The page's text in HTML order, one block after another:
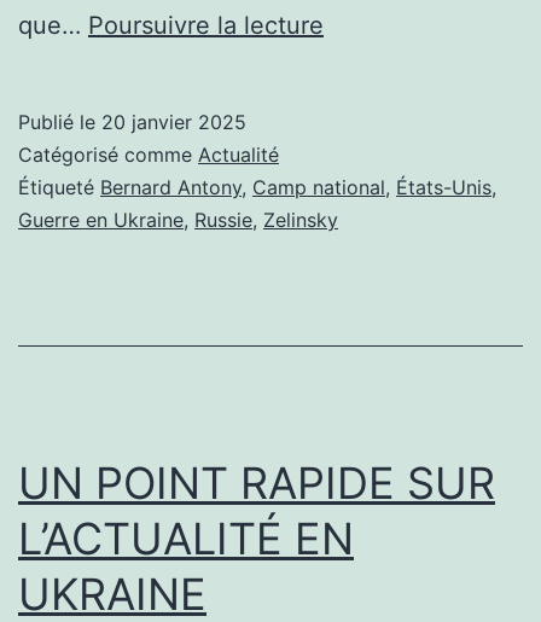
que… Poursuivre la lecture
ENCORE
DU
Publié le 20 janvier 2025
Catégorisé comme Actualité
Étiqueté Bernard Antony, Camp national, États-Unis,
Guerre en Ukraine, Russie, Zelinsky
UN POINT RAPIDE SUR
L’ACTUALITÉ EN
UKRAINE